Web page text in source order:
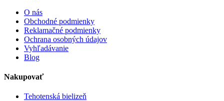
O nás
Obchodné podmienky
Reklamačné podmienky
Ochrana osobných údajov
Vyhľadávanie
Blog
Nakupovať
Tehotenská bielizeň